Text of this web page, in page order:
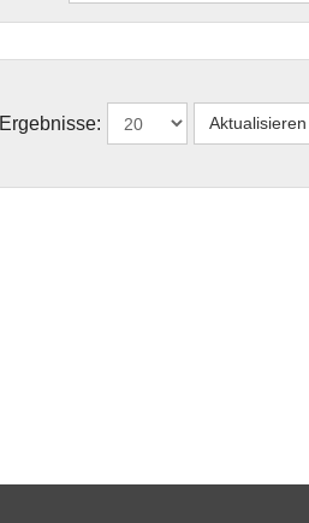
Ergebnisse: